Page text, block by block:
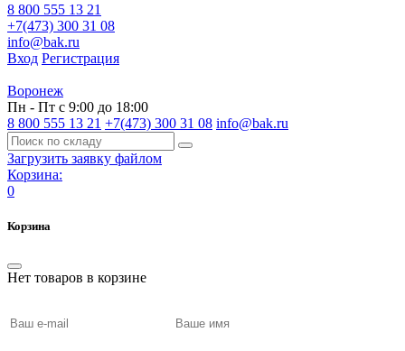
8 800 555 13 21
+7(473) 300 31 08
info@bak.ru
Вход Регистрация
Воронеж
Пн - Пт с 9:00 до 18:00
8 800 555 13 21 +7(473) 300 31 08 info@bak.ru
Загрузить заявку файлом
Корзина:
0
Корзина
Нет товаров в корзине